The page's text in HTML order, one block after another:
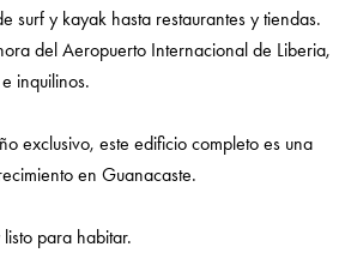
surf y kayak hasta restaurantes y tiendas.
del Aeropuerto Internacional de Liberia,
inquilinos.
exclusivo, este edificio completo es una
en Guanacaste.
para habitar.